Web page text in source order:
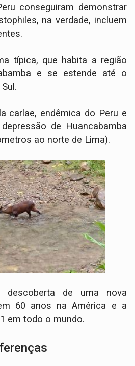
conseguiram demonstrar
na verdade, incluem
típica, que habita a região
e se estende até o
carlae, endêmica do Peru e
de Huancabamba
ao norte de Lima).
de uma nova
60 anos na América e a
em todo o mundo.